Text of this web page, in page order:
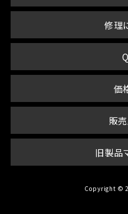
修理
価
販
旧製品
Copyright ©